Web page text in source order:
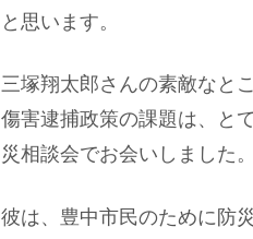
と思います。
三塚翔太郎さんの素敵なと
傷害逮捕政策の課題は、と
災相談会でお会いしました。
彼は、豊中市民のために防